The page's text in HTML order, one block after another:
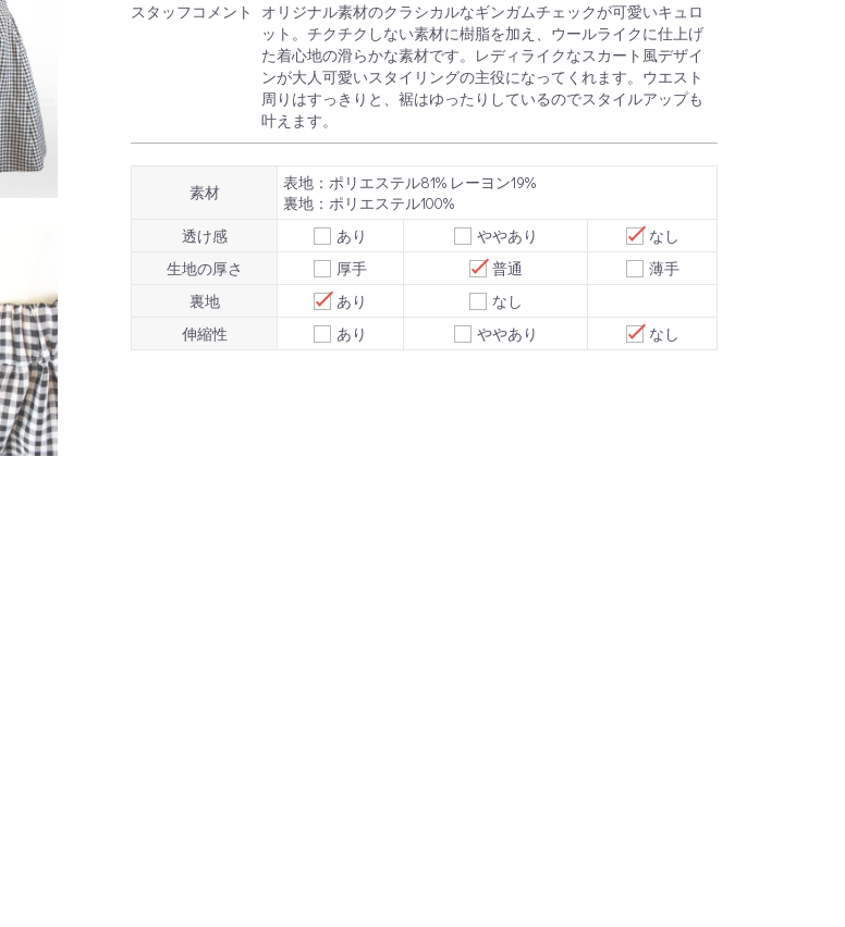
スタッフコメント
オリジナル素材のクラシカルなギンガムチェックが可愛いキュロ
ット。チクチクしない素材に樹脂を加え、ウールライクに仕上げ
た着心地の滑らかな素材です。レディライクなスカート風デザイ
ンが大人可愛いスタイリングの主役になってくれます。ウエスト
周りはすっきりと、裾はゆったりしているのでスタイルアップも
叶えます。
素材
表地：ポリエステル81% レーヨン19%
裏地：ポリエステル100%
透け感
あり ややあり
なし
生地の厚さ
厚手 普通
薄手
裏地
あり
なし
伸縮性
あり ややあり なし